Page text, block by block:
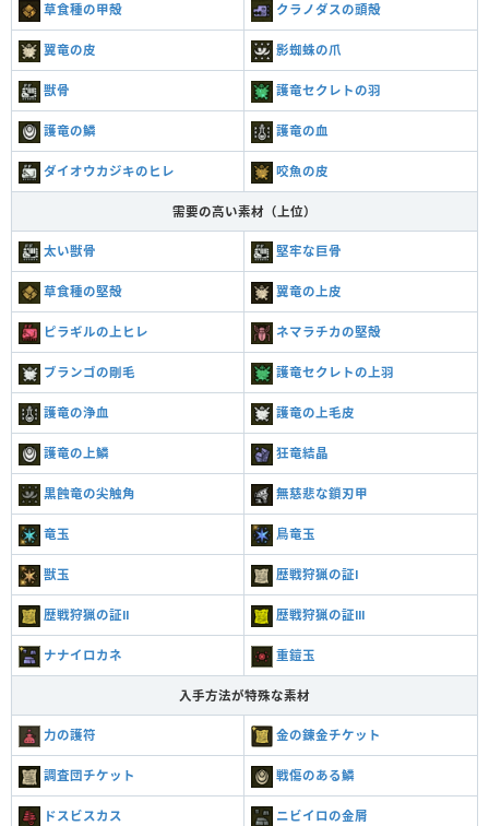
草食種の甲殻 クラノダスの頭殻
翼竜の皮 影蜘蛛の爪
獣骨 護竜セクレトの羽
護竜の鱗 護竜の血
ダイオウカジキのヒレ 咬魚の皮
需要の高い素材（上位）
太い獣骨 堅牢な巨骨
草食種の堅殻 翼竜の上皮
ピラギルの上ヒレ ネマラチカの堅殻
ブランゴの剛毛 護竜セクレトの上羽
護竜の浄血 護竜の上毛皮
護竜の上鱗 狂竜結晶
黒蝕竜の尖触角 無慈悲な鎖刃甲
竜玉 鳥竜玉
獣玉 歴戦狩猟の証Ⅰ
歴戦狩猟の証Ⅱ 歴戦狩猟の証Ⅲ
ナナイロカネ 重鎧玉
入手方法が特殊な素材
力の護符 金の錬金チケット
調査団チケット 戦傷のある鱗
ドスビスカス ニビイロの金屑